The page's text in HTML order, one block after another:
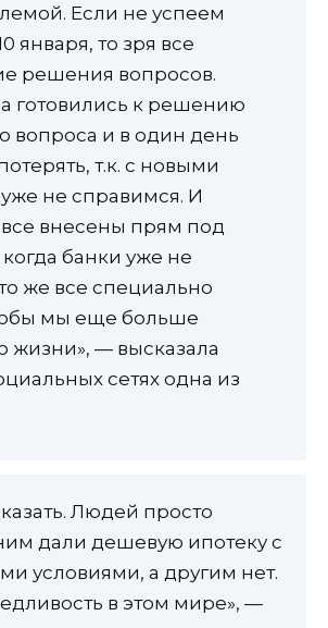
Если не успеем
января, то зря все
решения вопросов.
готовились к решению
вопроса и в один день
т.к. с новыми
не справимся. И
внесены прям под
банки уже не
же все специально
мы еще больше
жизни», — высказала
сетях одна из
Людей просто
дали дешевую ипотеку с
условиями, а другим нет.
в этом мире», —